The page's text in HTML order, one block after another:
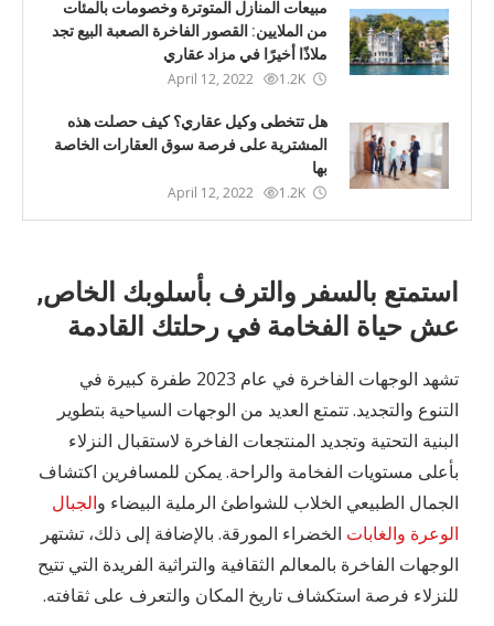
مبيعات المنازل المتوترة وخصومات بالمئات
من الملايين: القصور الفاخرة الصعبة البيع تجد
ملاذًا أخيرًا في مزاد عقاري
April 12, 2022 1.2K
هل تتخطى وكيل عقاري؟ كيف حصلت هذه
المشترية على فرصة سوق العقارات الخاصة
بها
April 12, 2022 1.2K
استمتع بالسفر والترف بأسلوبك الخاص,
عش حياة الفخامة في رحلتك القادمة
تشهد الوجهات الفاخرة في عام 2023 طفرة كبيرة في
التنوع والتجديد. تتمتع العديد من الوجهات السياحية بتطوير
البنية التحتية وتجديد المنتجعات الفاخرة لاستقبال النزلاء
بأعلى مستويات الفخامة والراحة. يمكن للمسافرين اكتشاف
الجمال الطبيعي الخلاب للشواطئ الرملية البيضاء والجبال
الوعرة والغابات الخضراء المورقة. بالإضافة إلى ذلك، تشتهر
الوجهات الفاخرة بالمعالم الثقافية والتراثية الفريدة التي تتيح
للنزلاء فرصة استكشاف تاريخ المكان والتعرف على ثقافته.